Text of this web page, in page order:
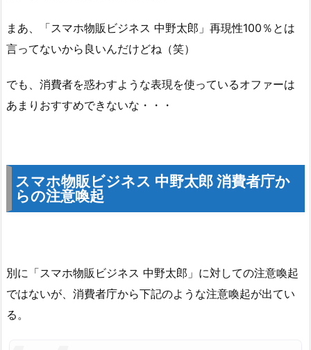
まあ、「スマホ物販ビジネス 中野太郎」再現性100％とは
言ってないから良いんだけどね（笑）
でも、消費者を惑わすような表現を使っているオファーは
あまりおすすめできないな・・・
スマホ物販ビジネス 中野太郎 消費者庁か
らの注意喚起
別に「スマホ物販ビジネス 中野太郎」に対しての注意喚起
ではないが、消費者庁から下記のような注意喚起が出てい
る。